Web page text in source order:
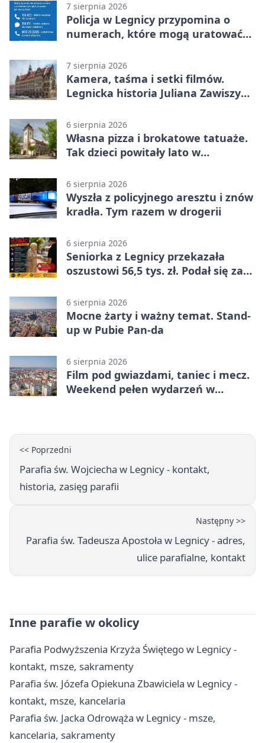
7 sierpnia 2026
Policja w Legnicy przypomina o
numerach, które mogą uratować
7 sierpnia 2026
Kamera, taśma i setki filmów.
Legnicka historia Juliana Zawiszy
6 sierpnia 2026
Własna pizza i brokatowe tatuaże.
Tak dzieci powitały lato w
6 sierpnia 2026
Wyszła z policyjnego aresztu i znów
kradła. Tym razem w drogerii
6 sierpnia 2026
Seniorka z Legnicy przekazała
oszustowi 56,5 tys. zł. Podał się za
6 sierpnia 2026
Mocne żarty i ważny temat. Stand-
up w Pubie Pan-da
6 sierpnia 2026
Film pod gwiazdami, taniec i mecz.
Weekend pełen wydarzeń w
<< Poprzedni
Parafia św. Wojciecha w Legnicy - kontakt,
historia, zasięg parafii
Następny >>
Parafia św. Tadeusza Apostoła w Legnicy - adres,
ulice parafialne, kontakt
Inne parafie w okolicy
Parafia Podwyższenia Krzyża Świętego w Legnicy -
kontakt, msze, sakramenty
Parafia św. Józefa Opiekuna Zbawiciela w Legnicy -
kontakt, msze, kancelaria
Parafia św. Jacka Odrowąża w Legnicy - msze,
kancelaria, sakramenty